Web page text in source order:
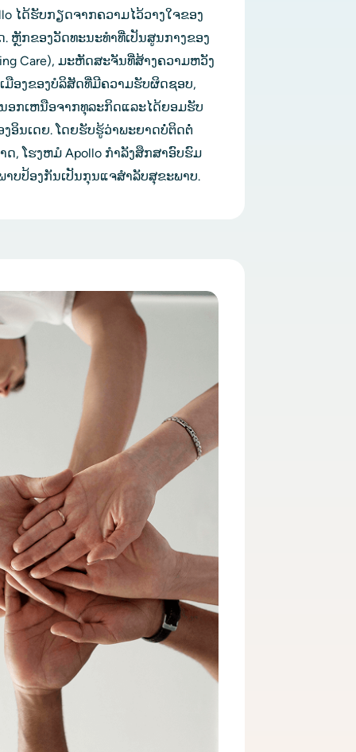
ຫຼັກຂອງວັດທະນະທໍາທີ່ເປັນສູນກາງຂອງ
Care), ມະຫັດສະຈັນທີ່ສ້າງຄວາມຫວັງ
ມືອງຂອງບໍລິສັດທີ່ມີຄວາມຮັບຜິດຊອບ,
ອກເຫນືອຈາກທຸລະກິດແລະໄດ້ຍອມຮັບ
ນເດຍ. ໂດຍຮັບຮູ້ວ່າພະຍາດບໍ່ຕິດຕໍ່
, ໂຮງຫມໍ Apollo ກໍາລັງສຶກສາອົບຮົມ
ບປ້ອງກັນເປັນກຸນແຈສໍາລັບສຸຂະພາບ.